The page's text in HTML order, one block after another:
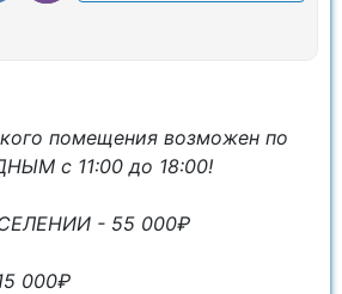
помещения возможен по
с 11:00 до 18:00!
- 55 000₽
000₽